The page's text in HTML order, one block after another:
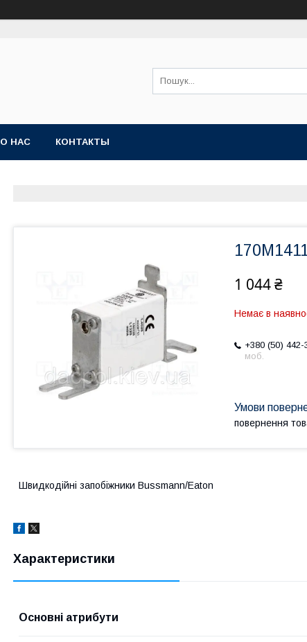
О НАС КОНТАКТЫ
1 044 ₴
Немає в
+380 (50) 442-
моб.
повернення
Швидкодійні запобіжники Bussmann/Eaton
Характеристики
Основні атрибути